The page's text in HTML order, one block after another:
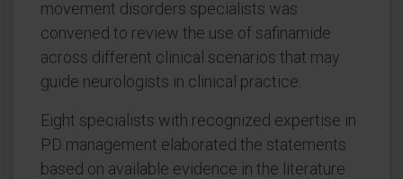
movement disorders specialists was
convened to review the use of safinamide
across different clinical scenarios that may
guide neurologists in clinical practice.
Eight specialists with recognized expertise in
PD management elaborated the statements
based on available evidence in the literature